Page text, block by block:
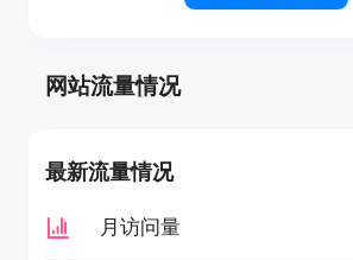
网站流量情况
最新流量情况
月访问量